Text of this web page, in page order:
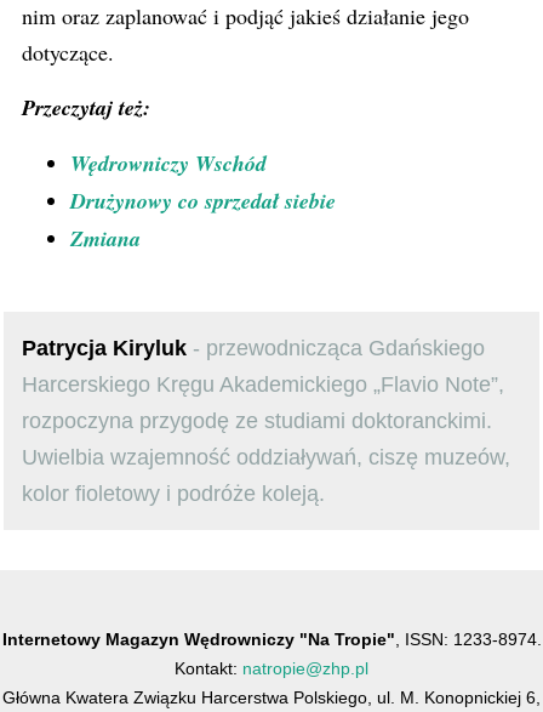
nim oraz zaplanować i podjąć jakieś działanie jego
dotyczące.
Przeczytaj też:
Wędrowniczy Wschód
Drużynowy co sprzedał siebie
Zmiana
Patrycja Kiryluk - przewodnicząca Gdańskiego
Harcerskiego Kręgu Akademickiego „Flavio Note”,
rozpoczyna przygodę ze studiami doktoranckimi.
Uwielbia wzajemność oddziaływań, ciszę muzeów,
kolor fioletowy i podróże koleją.
Internetowy Magazyn Wędrowniczy "Na Tropie" , ISSN: 1233-8974.
Kontakt: natropie@zhp.pl
Główna Kwatera Związku Harcerstwa Polskiego, ul. M. Konopnickiej 6,